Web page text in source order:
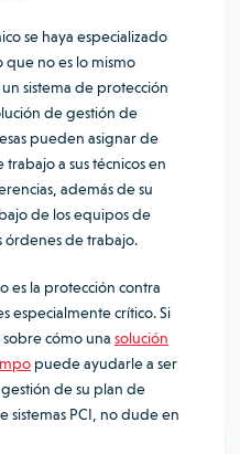
se haya especializado
que no es lo mismo
sistema de protección
de gestión de
pueden asignar de
a sus técnicos en
además de su
de los equipos de
órdenes de trabajo.
es la protección contra
especialmente crítico. Si
cómo una solución
puede ayudarle a ser
de su plan de
PCI, no dude en